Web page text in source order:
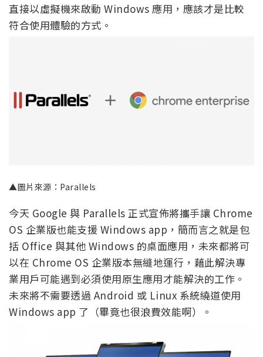
直接以虛擬機來啟動 Windows 應用，應該才是比較
符合使用體驗的方式。
▲圖片來源：Parallels
今天 Google 與 Parallels 正式宣佈將攜手讓 Chrome
OS 企業版也能支援 Windows app，簡而言之就是包
括 Office 與其他 Windows 的桌面應用，未來都將可
以在 Chrome OS 企業版本無縫地運行，藉此解決專
業用戶可能遇到必須使用原生應用才能解決的工作。
未來將不需要透過 Android 或 Linux 系統繞道使用
Windows app 了（畢竟也很浪費效能啊）。